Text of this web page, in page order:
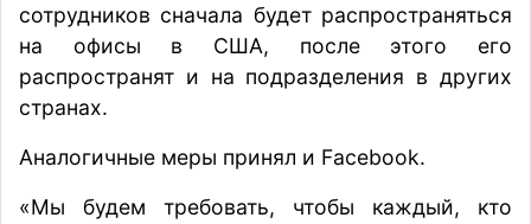
сотрудников сначала будет распространяться
на офисы в США, после этого его
распространят и на подразделения в других
странах.
Аналогичные меры принял и Facebook.
«Мы будем требовать, чтобы каждый, кто